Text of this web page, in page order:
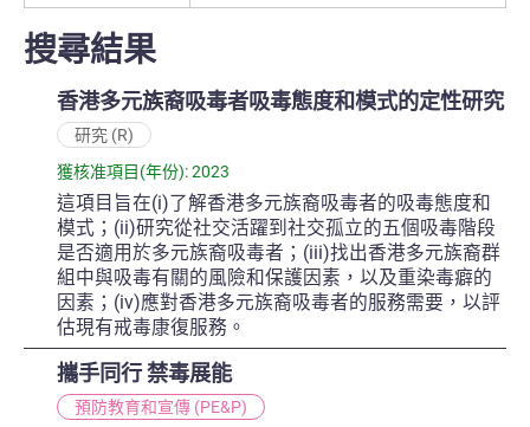
搜尋結果
香港多元族裔吸毒者吸毒態度和模式的定性研究
研究 (R)
獲核准項目(年份): 2023
這項目旨在(i)了解香港多元族裔吸毒者的吸毒態度和
模式；(ii)研究從社交活躍到社交孤立的五個吸毒階段
是否適用於多元族裔吸毒者；(iii)找出香港多元族裔群
組中與吸毒有關的風險和保護因素，以及重染毒癖的
因素；(iv)應對香港多元族裔吸毒者的服務需要，以評
估現有戒毒康復服務。
攜手同行 禁毒展能
預防教育和宣傳 (PE&P)